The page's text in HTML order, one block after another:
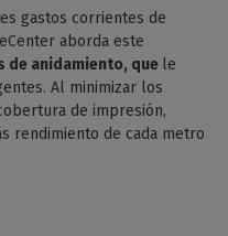
gastos corrientes de
aborda este
de anidamiento, que le
Al minimizar los
de impresión,
rendimiento de cada metro